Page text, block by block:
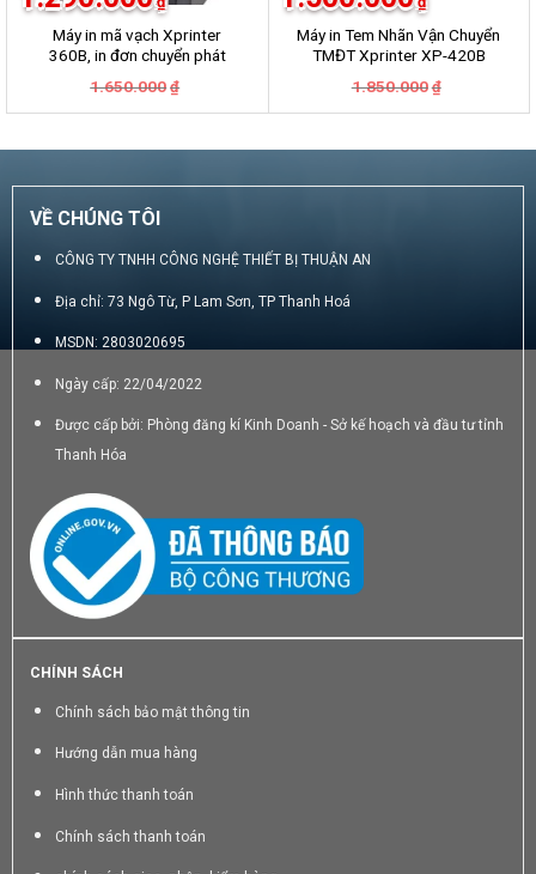
Máy in mã vạch Xprinter
360B, in đơn chuyển phát
GHN, GHTK, Viettel Post,
VNpost, Best, J&T
1.650.000 ₫
là:
tại
1.290.000₫.
Máy in Tem Nhãn Vận Chuyển
TMĐT Xprinter XP-420B
1.850.000 ₫
là:
tại
1.500.000₫.
VỀ CHÚNG TÔI
CÔNG TY TNHH CÔNG NGHỆ THIẾT BỊ THUẬN AN
Địa chỉ: 73 Ngô Từ, P Lam Sơn, TP Thanh Hoá
MSDN: 2803020695
Ngày cấp: 22/04/2022
Được cấp bởi: Phòng đăng kí Kinh Doanh - Sở kế hoạch và đầu tư tỉnh
Thanh Hóa
CHÍNH SÁCH
Chính sách bảo mật thông tin
Hướng dẫn mua hàng
Hình thức thanh toán
Chính sách thanh toán